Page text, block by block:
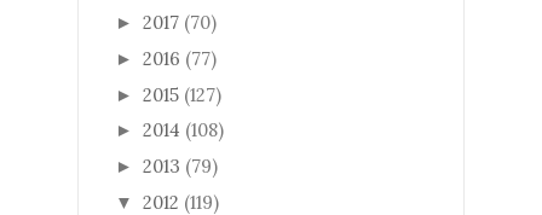
► 2017 (70)
► 2016 (77)
► 2015 (127)
► 2014 (108)
► 2013 (79)
▼ 2012 (119)